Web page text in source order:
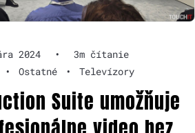
2024 •
3m čítanie
• Ostatné • Televízory
Suite umožňuje